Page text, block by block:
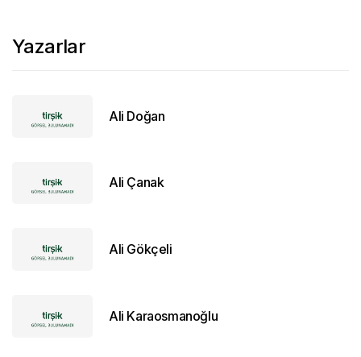
Yazarlar
Ali Doğan
Ali Çanak
Ali Gökçeli
Ali Karaosmanoğlu